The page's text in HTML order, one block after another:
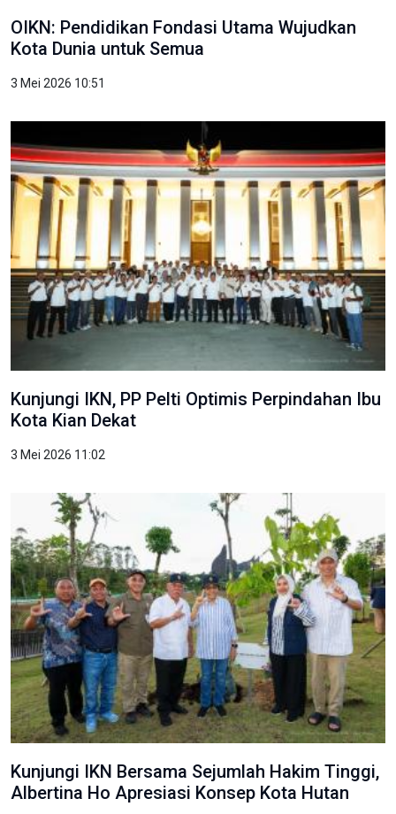
OIKN: Pendidikan Fondasi Utama Wujudkan
Kota Dunia untuk Semua
3 Mei 2026 10:51
Kunjungi IKN, PP Pelti Optimis Perpindahan Ibu
Kota Kian Dekat
3 Mei 2026 11:02
Kunjungi IKN Bersama Sejumlah Hakim Tinggi,
Albertina Ho Apresiasi Konsep Kota Hutan